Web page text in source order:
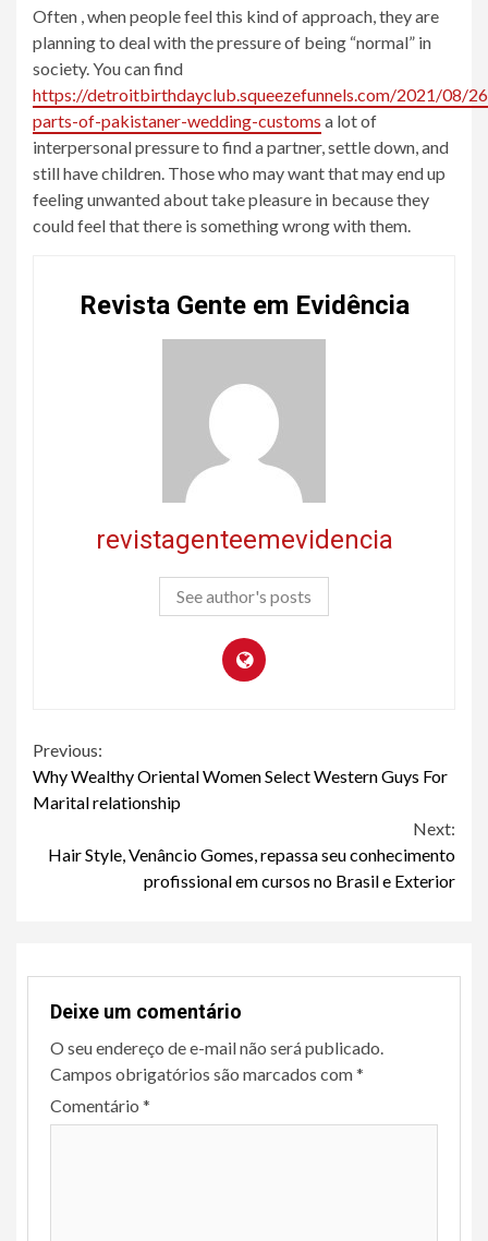
Often , when people feel this kind of approach, they are
planning to deal with the pressure of being “normal” in
society. You can find
https://detroitbirthdayclub.squeezefunnels.com/2021/08/
parts-of-pakistaner-wedding-customs a lot of
interpersonal pressure to find a partner, settle down, and
still have children. Those who may want that may end up
feeling unwanted about take pleasure in because they
could feel that there is something wrong with them.
Revista Gente em Evidência
revistagenteemevidencia
See author's posts
Continue
Reading
Previous:
Why Wealthy Oriental Women Select Western Guys For
Marital relationship
Next:
Hair Style, Venâncio Gomes, repassa seu conhecimento
profissional em cursos no Brasil e Exterior
Deixe um comentário
O seu endereço de e-mail não será publicado.
Campos obrigatórios são marcados com*
Comentário *